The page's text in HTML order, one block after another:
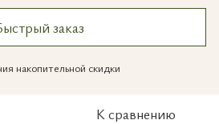
заказ
накопительной скидки
К сравнению